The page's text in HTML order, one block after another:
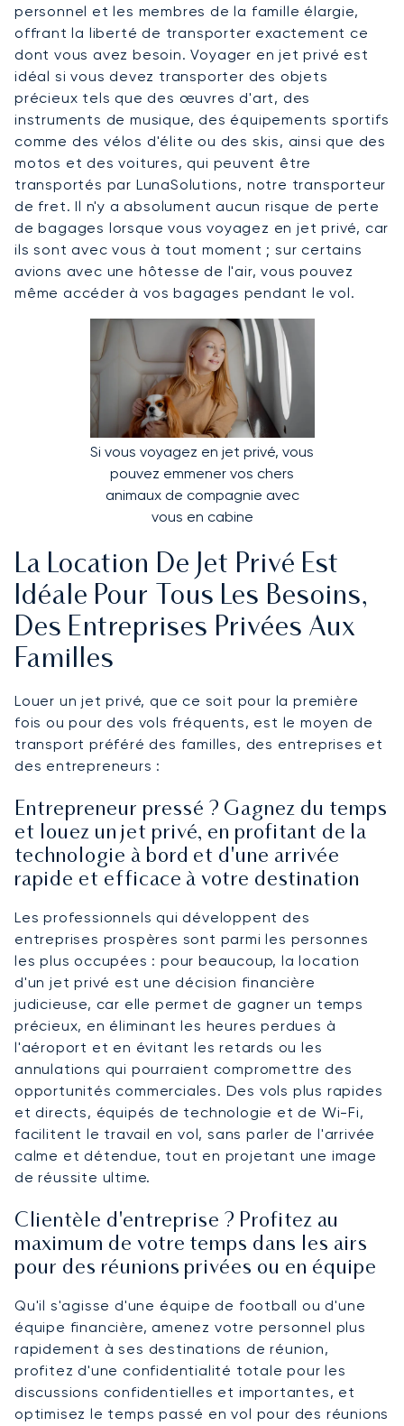
personnel et les membres de la famille élargie,
offrant la liberté de transporter exactement ce
dont vous avez besoin. Voyager en jet privé est
idéal si vous devez transporter des objets
précieux tels que des œuvres d'art, des
instruments de musique, des équipements sportifs
comme des vélos d'élite ou des skis, ainsi que des
motos et des voitures, qui peuvent être
transportés par LunaSolutions, notre transporteur
de fret. Il n'y a absolument aucun risque de perte
de bagages lorsque vous voyagez en jet privé, car
ils sont avec vous à tout moment ; sur certains
avions avec une hôtesse de l'air, vous pouvez
même accéder à vos bagages pendant le vol.
Si vous voyagez en jet privé, vous
pouvez emmener vos chers
animaux de compagnie avec
vous en cabine
La Location De Jet Privé Est
Idéale Pour Tous Les Besoins,
Des Entreprises Privées Aux
Familles
Louer un jet privé, que ce soit pour la première
fois ou pour des vols fréquents, est le moyen de
transport préféré des familles, des entreprises et
des entrepreneurs :
Entrepreneur pressé ? Gagnez du temps
et louez un jet privé, en profitant de la
technologie à bord et d'une arrivée
rapide et efficace à votre destination
Les professionnels qui développent des
entreprises prospères sont parmi les personnes
les plus occupées : pour beaucoup, la location
d'un jet privé est une décision financière
judicieuse, car elle permet de gagner un temps
précieux, en éliminant les heures perdues à
l'aéroport et en évitant les retards ou les
annulations qui pourraient compromettre des
opportunités commerciales. Des vols plus rapides
et directs, équipés de technologie et de Wi-Fi,
facilitent le travail en vol, sans parler de l'arrivée
calme et détendue, tout en projetant une image
de réussite ultime.
Clientèle d'entreprise ? Profitez au
maximum de votre temps dans les airs
pour des réunions privées ou en équipe
Qu'il s'agisse d'une équipe de football ou d'une
équipe financière, amenez votre personnel plus
rapidement à ses destinations de réunion,
profitez d'une confidentialité totale pour les
discussions confidentielles et importantes, et
optimisez le temps passé en vol pour des réunions